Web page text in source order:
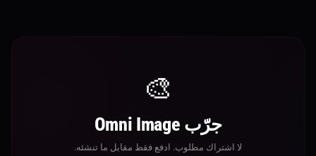
🎨
جرّب Omni Image
لا اشتراك مطلوب. ادفع فقط مقابل ما تنشئه.